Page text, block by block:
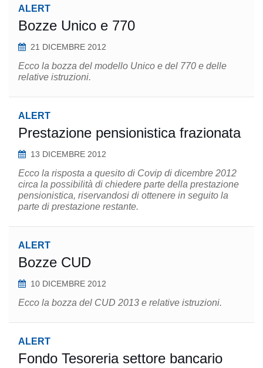
ALERT
Bozze Unico e 770
21 DICEMBRE 2012
Ecco la bozza del modello Unico e del 770 e delle
relative istruzioni.
ALERT
Prestazione pensionistica frazionata
13 DICEMBRE 2012
Ecco la risposta a quesito di Covip di dicembre 2012
circa la possibilità di chiedere parte della prestazione
pensionistica, riservandosi di ottenere in seguito la
parte di prestazione restante.
ALERT
Bozze CUD
10 DICEMBRE 2012
Ecco la bozza del CUD 2013 e relative istruzioni.
ALERT
Fondo Tesoreria settore bancario